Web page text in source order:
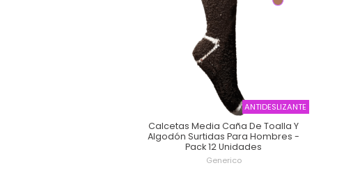
ANTIDESLIZANTE
Calcetas Media Caña De Toalla Y
Algodón Surtidas Para Hombres -
Pack 12 Unidades
Generico